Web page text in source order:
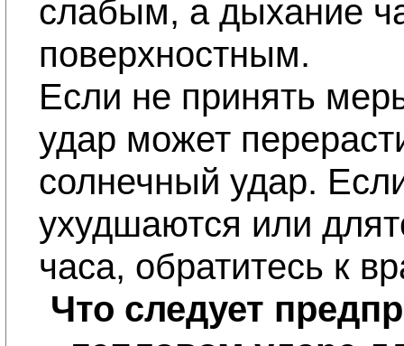
слабым, а дыхание
поверхностным.
Если не принять
удар может
солнечный удар.
ухудшаются или
часа, обратитесь к
Что следует